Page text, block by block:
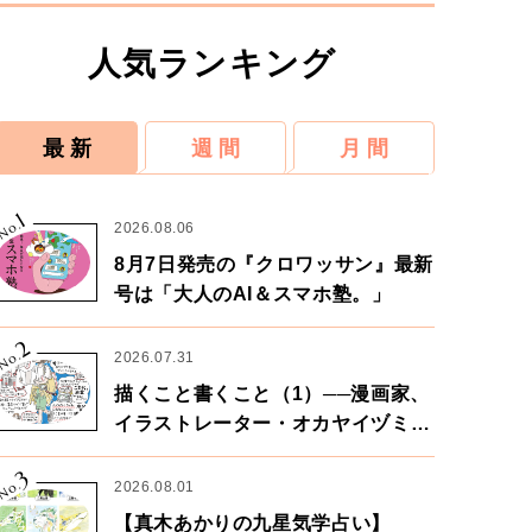
人気ランキング
最 新 週 間 月 間
1 2026.08.06
8月7日発売の『クロワッサン』最新
号は「大人のAI＆スマホ塾。」
2 2026.07.31
描くこと書くこと（1）──漫画家、
イラストレーター・オカヤイヅミさ
ん×漫画家・鶴谷香央理さん
3 2026.08.01
【真木あかりの九星気学占い】